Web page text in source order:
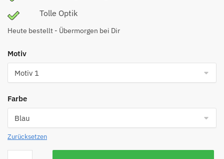
Tolle Optik
Heute bestellt - Übermorgen bei Dir
Motiv
Farbe
Zurücksetzen